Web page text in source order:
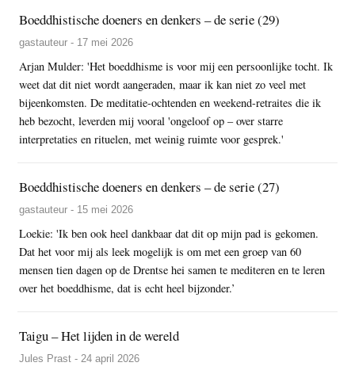
Boeddhistische doeners en denkers – de serie (29)
gastauteur - 17 mei 2026
Arjan Mulder: 'Het boeddhisme is voor mij een persoonlijke tocht. Ik
weet dat dit niet wordt aangeraden, maar ik kan niet zo veel met
bijeenkomsten. De meditatie-ochtenden en weekend-retraites die ik
heb bezocht, leverden mij vooral 'ongeloof op – over starre
interpretaties en rituelen, met weinig ruimte voor gesprek.'
Boeddhistische doeners en denkers – de serie (27)
gastauteur - 15 mei 2026
Loekie: 'Ik ben ook heel dankbaar dat dit op mijn pad is gekomen.
Dat het voor mij als leek mogelijk is om met een groep van 60
mensen tien dagen op de Drentse hei samen te mediteren en te leren
over het boeddhisme, dat is echt heel bijzonder.’
Taigu – Het lijden in de wereld
Jules Prast - 24 april 2026